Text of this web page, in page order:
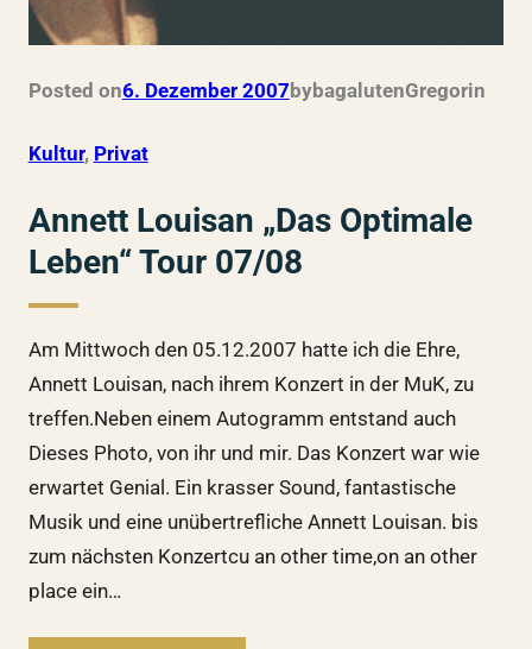
Posted on6. Dezember 2007 bybagalutenGregorin
Kultur, Privat
Annett Louisan „Das Optimale
Leben“ Tour 07/08
Am Mittwoch den 05.12.2007 hatte ich die Ehre,
Annett Louisan, nach ihrem Konzert in der MuK, zu
treffen.Neben einem Autogramm entstand auch
Dieses Photo, von ihr und mir. Das Konzert war wie
erwartet Genial. Ein krasser Sound, fantastische
Musik und eine unübertrefliche Annett Louisan. bis
zum nächsten Konzertcu an other time,on an other
place ein…